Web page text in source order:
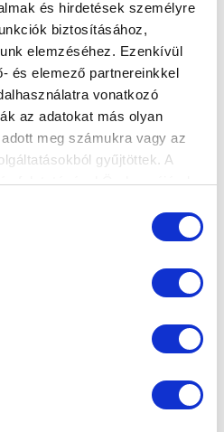
és hirdetések személyre
biztosításához,
elemzéséhez. Ezenkívül
és elemező partnereinkkel
vonatkozó
az adatokat más olyan
meg számukra vagy az
gyűjtöttek. A
folytatásával Ön hozzájárul a